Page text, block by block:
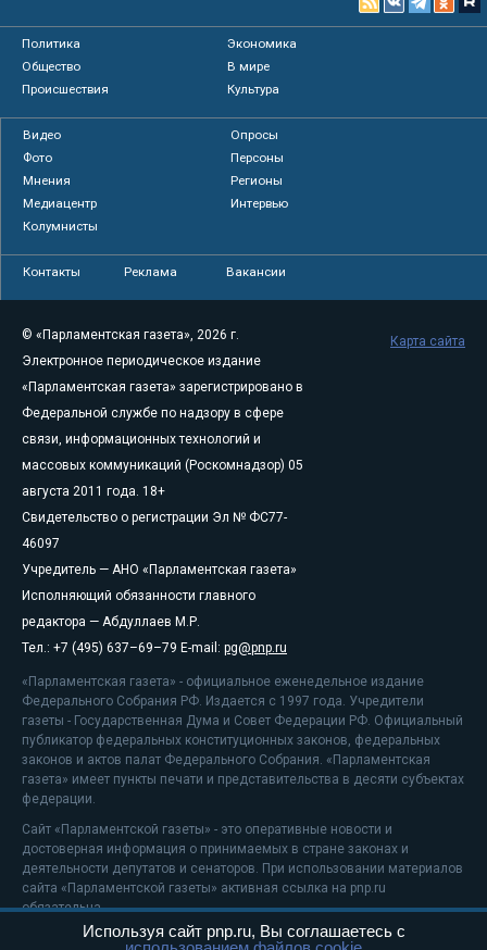
Политика
Экономика
Общество
В мире
Происшествия
Культура
Видео
Опросы
Фото
Персоны
Мнения
Регионы
Медиацентр
Интервью
Колумнисты
Контакты Реклама Вакансии
© «Парламентская газета», 2026 г.
Электронное периодическое издание
«Парламентская газета» зарегистрировано в
Федеральной службе по надзору в сфере
связи, информационных технологий и
массовых коммуникаций (Роскомнадзор) 05
августа 2011 года. 18+
Свидетельство о регистрации Эл № ФС77-
46097
Учредитель — АНО «Парламентская газета»
Исполняющий обязанности главного
редактора — Абдуллаев М.Р.
Тел.: +7 (495) 637–69–79 E-mail: pg@pnp.ru
«Парламентская газета» - официальное еженедельное издание
Федерального Собрания РФ. Издается с 1997 года. Учредители
газеты - Государственная Дума и Совет Федерации РФ. Официальный
публикатор федеральных конституционных законов, федеральных
законов и актов палат Федерального Собрания. «Парламентская
газета» имеет пункты печати и представительства в десяти субъектах
федерации.
Сайт «Парламентской газеты» - это оперативные новости и
достоверная информация о принимаемых в стране законах и
деятельности депутатов и сенаторов. При использовании материалов
сайта «Парламентской газеты» активная ссылка на pnp.ru
обязательна.
На информационном ресурсе применяютсярекомендательные
Карта сайта
Используя сайт pnp.ru, Вы соглашаетесь с